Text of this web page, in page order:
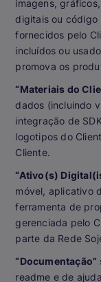
imagens,
digitais ou código
fornecidos pelo
incluídos ou
promova os
“Materiais do
dados (incluindo
integração de
logotipos do
Cliente.
“Ativo(s)
móvel, aplicativo
ferramenta de
gerenciada pelo
parte da Rede
“Documentação”
readme e de